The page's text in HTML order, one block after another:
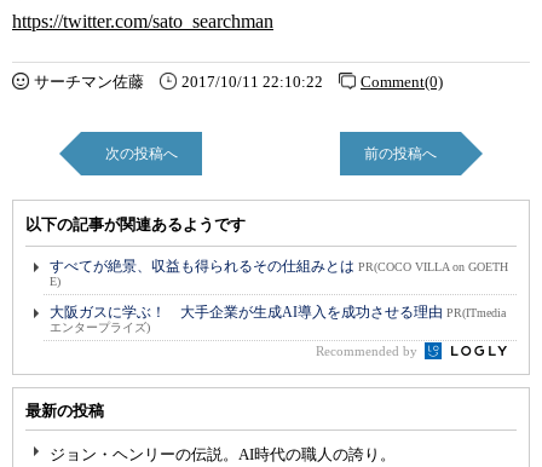
https://twitter.com/sato_searchman
サーチマン佐藤 2017/10/11 22:10:22 Comment(0)
次の投稿へ 前の投稿へ
以下の記事が関連あるようです
すべてが絶景、収益も得られるその仕組みとは PR(COCO VILLA on GOETH
E)
大阪ガスに学ぶ！ 大手企業が生成AI導入を成功させる理由 PR(ITmedia
エンタープライズ)
Recommended by
最新の投稿
ジョン・ヘンリーの伝説。AI時代の職人の誇り。